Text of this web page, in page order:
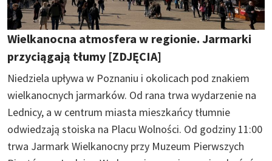
Wielkanocna atmosfera w regionie. Jarmarki
przyciągają tłumy [ZDJĘCIA]
Niedziela upływa w Poznaniu i okolicach pod znakiem
wielkanocnych jarmarków. Od rana trwa wydarzenie na
Lednicy, a w centrum miasta mieszkańcy tłumnie
odwiedzają stoiska na Placu Wolności. Od godziny 11:00
trwa Jarmark Wielkanocny przy Muzeum Pierwszych